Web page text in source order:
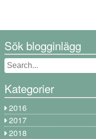
Sök blogginlägg
Kategorier
2016
2017
2018